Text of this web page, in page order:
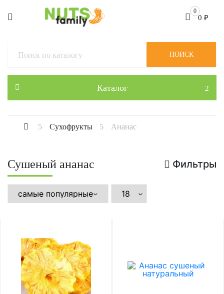
0
0 ₽
Каталог
ПОИСК
Сухофрукты Ананас
Сушеный ананас Фильтры